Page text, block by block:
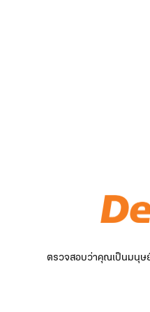
ตรวจสอบว่าคุณเป็นมนุษ